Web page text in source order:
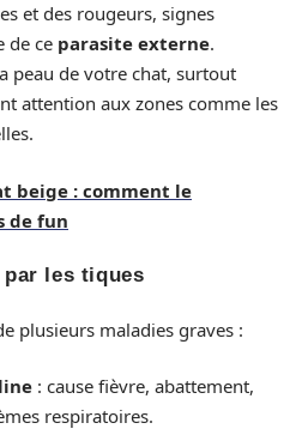
et des rougeurs, signes
de ce parasite externe.
peau de votre chat, surtout
attention aux zones comme les
beige : comment le
de fun
les tiques
plusieurs maladies graves :
: cause fièvre, abattement,
respiratoires.